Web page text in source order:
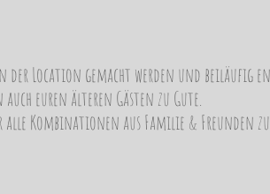
Location gemacht werden und beiläufig
euren älteren Gästen zu Gute.
Kombinationen aus Familie & Freunden